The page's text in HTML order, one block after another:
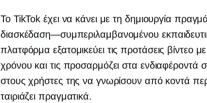
Το TikTok έχει να κάνει με τη δημιουργία
διασκέδαση—συμπεριλαμβανομένου
πλατφόρμα εξατομικεύει τις προτάσεις βίντεο
χρόνου και τις προσαρμόζει στα ενδιαφέροντά
στους χρήστες της να γνωρίσουν από κοντά
ταιριάζει πραγματικά.